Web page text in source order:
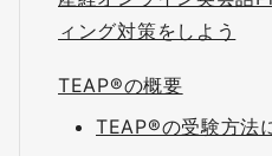
ィング対策をしよう
TEAP®の概要
TEAP®の受験方法